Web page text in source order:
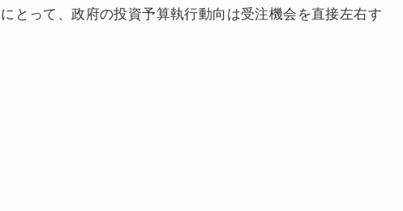
とって、政府の投資予算執行動向は受注機会を直接左右す